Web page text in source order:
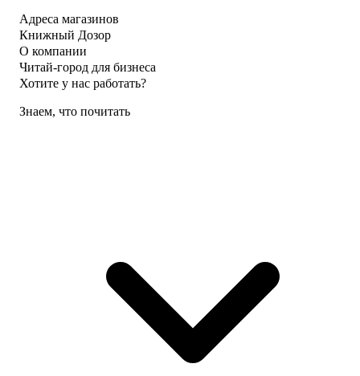
Адреса магазинов
Книжный Дозор
О компании
Читай-город для бизнеса
Хотите у нас работать?
Знаем, что почитать